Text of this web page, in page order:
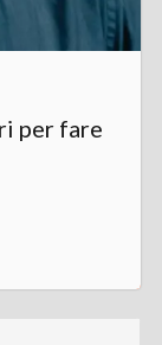
per fare